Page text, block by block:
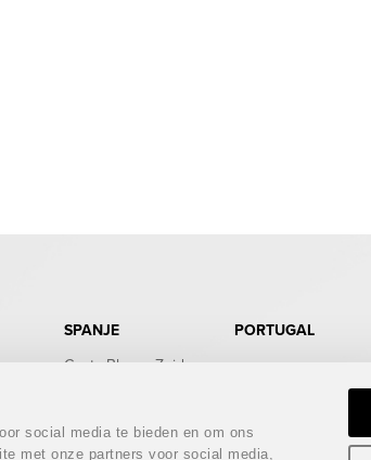
social media te bieden en om ons
met onze partners voor social media,
SPANJE
Costa Blanca Zuid
Costa del Sol
Costa Almeria
PORTUGAL